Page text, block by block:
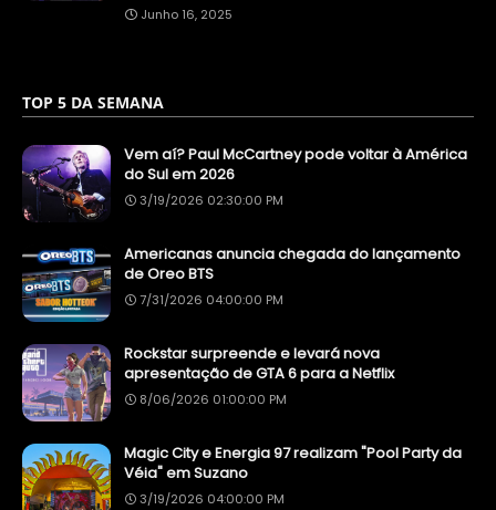
Junho 16, 2025
TOP 5 DA SEMANA
Vem aí? Paul McCartney pode voltar à América
do Sul em 2026
3/19/2026 02:30:00 PM
Americanas anuncia chegada do lançamento
de Oreo BTS
7/31/2026 04:00:00 PM
Rockstar surpreende e levará nova
apresentação de GTA 6 para a Netflix
8/06/2026 01:00:00 PM
Magic City e Energia 97 realizam "Pool Party da
Véia" em Suzano
3/19/2026 04:00:00 PM